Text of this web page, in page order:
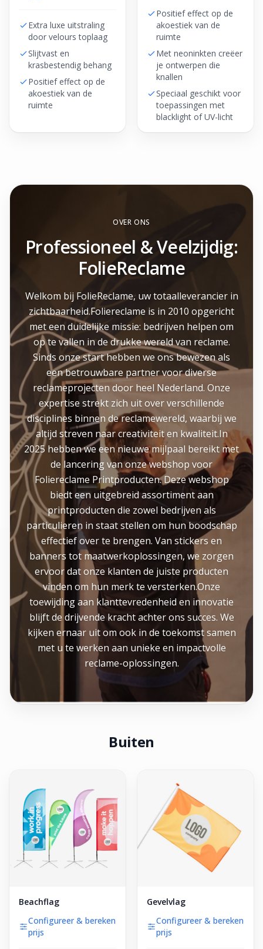
Extra luxe uitstraling
door velours toplaag
Slijtvast en
krasbestendig behang
Positief effect op de
akoestiek van de
ruimte
Positief effect op de
akoestiek van de
ruimte
Met neoninkten creëer
je ontwerpen die
knallen
Speciaal geschikt voor
toepassingen met
blacklight of UV-licht
OVER ONS
Professioneel & Veelzijdig:
FolieReclame
Welkom bij FolieReclame, uw totaalleverancier in
zichtbaarheid.Foliereclame is in 2010 opgericht
met een duidelijke missie: bedrijven helpen om
op te vallen in de drukke wereld van reclame.
Sinds onze start hebben we ons bewezen als
een betrouwbare partner voor diverse
reclameprojecten door heel Nederland. Onze
expertise strekt zich uit over verschillende
disciplines binnen de reclamewereld, waarbij we
altijd streven naar creativiteit en kwaliteit.In
2025 hebben we een nieuwe mijlpaal bereikt met
de lancering van onze webshop voor
Foliereclame Printproducten. Deze webshop
biedt een uitgebreid assortiment aan
printproducten die zowel bedrijven als
particulieren in staat stellen om hun boodschap
effectief over te brengen. Van stickers en
banners tot maatwerkoplossingen, we zorgen
ervoor dat onze klanten de juiste producten
vinden om hun merk te versterken.Onze
toewijding aan klanttevredenheid en innovatie
blijft de drijvende kracht achter ons succes. We
kijken ernaar uit om ook in de toekomst samen
met u te werken aan unieke en impactvolle
reclame-oplossingen.
Buiten
Beachflag
Configureer & bereken
prijs
Gevelvlag
Configureer & bereken
prijs